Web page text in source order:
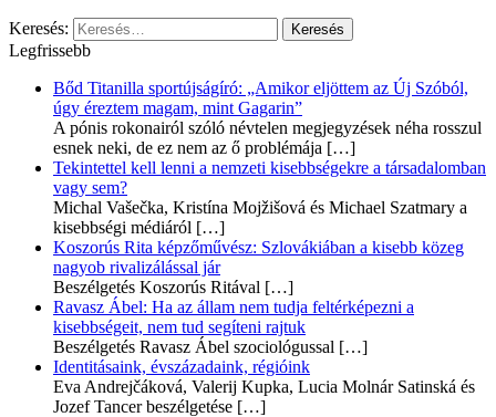
Keresés:
Legfrissebb
Bőd Titanilla sportújságíró: „Amikor eljöttem az Új Szóból,
úgy éreztem magam, mint Gagarin”
A pónis rokonairól szóló névtelen megjegyzések néha rosszul
esnek neki, de ez nem az ő problémája […]
Tekintettel kell lenni a nemzeti kisebbségekre a társadalomban
vagy sem?
Michal Vašečka, Kristína Mojžišová és Michael Szatmary a
kisebbségi médiáról […]
Koszorús Rita képzőművész: Szlovákiában a kisebb közeg
nagyob rivalizálással jár
Beszélgetés Koszorús Ritával […]
Ravasz Ábel: Ha az állam nem tudja feltérképezni a
kisebbségeit, nem tud segíteni rajtuk
Beszélgetés Ravasz Ábel szociológussal […]
Identitásaink, évszázadaink, régióink
Eva Andrejčáková, Valerij Kupka, Lucia Molnár Satinská és
Jozef Tancer beszélgetése […]